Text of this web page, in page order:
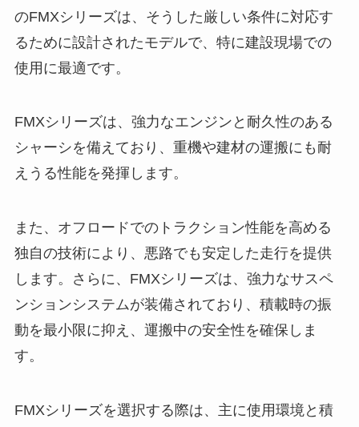
のFMXシリーズは、そうした厳しい条件に対応す
るために設計されたモデルで、特に建設現場での
使用に最適です。
FMXシリーズは、強力なエンジンと耐久性のある
シャーシを備えており、重機や建材の運搬にも耐
えうる性能を発揮します。
また、オフロードでのトラクション性能を高める
独自の技術により、悪路でも安定した走行を提供
します。さらに、FMXシリーズは、強力なサスペ
ンションシステムが装備されており、積載時の振
動を最小限に抑え、運搬中の安全性を確保しま
す。
FMXシリーズを選択する際は、主に使用環境と積